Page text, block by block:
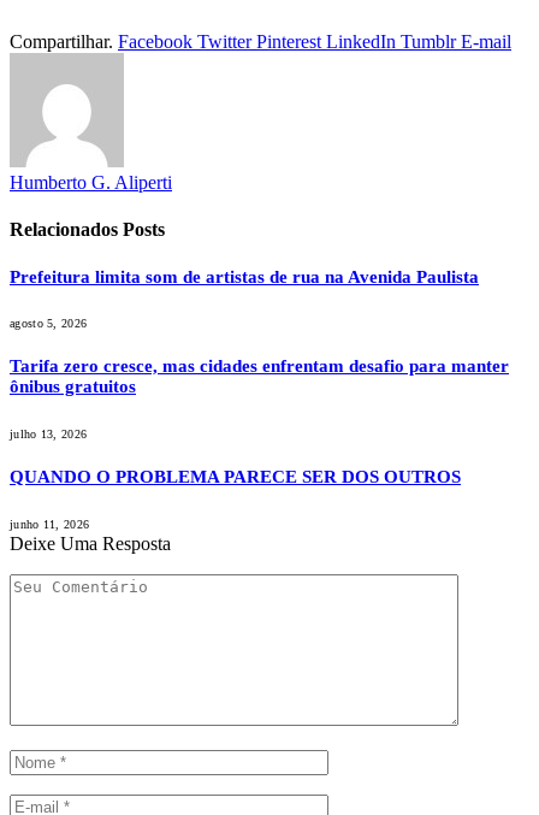
Compartilhar. Facebook Twitter Pinterest LinkedIn Tumblr E-mail
Humberto G. Aliperti
Relacionados Posts
Prefeitura limita som de artistas de rua na Avenida Paulista
agosto 5, 2026
Tarifa zero cresce, mas cidades enfrentam desafio para manter
ônibus gratuitos
julho 13, 2026
QUANDO O PROBLEMA PARECE SER DOS OUTROS
junho 11, 2026
Deixe Uma Resposta